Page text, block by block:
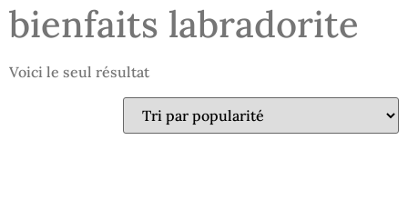
bienfaits labradorite
Voici le seul résultat